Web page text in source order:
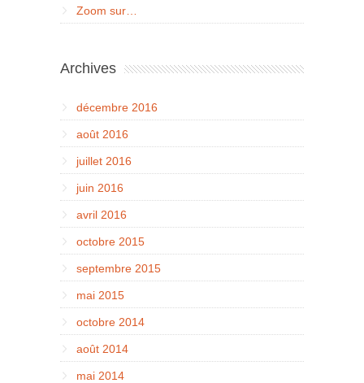
Zoom sur…
Archives
décembre 2016
août 2016
juillet 2016
juin 2016
avril 2016
octobre 2015
septembre 2015
mai 2015
octobre 2014
août 2014
mai 2014